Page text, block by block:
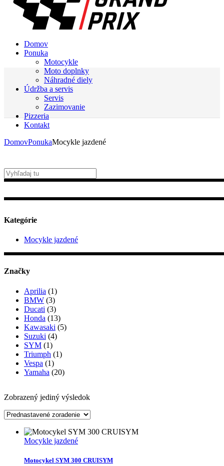
Domov
Ponuka
Motocykle
Moto doplnky
Náhradné diely
Údržba a servis
Servis
Zazimovanie
Pizzeria
Kontakt
DomovPonukaMocykle jazdené
Zobrazený jediný výsledok
Mocykle jazdené
Motocykel SYM 300 CRUISYM
Kategórie
Mocykle jazdené
Značky
Aprilia (1)
BMW (3)
Ducati (3)
Honda (13)
Kawasaki (5)
Suzuki (4)
SYM (1)
Triumph (1)
Vespa (1)
Yamaha (20)